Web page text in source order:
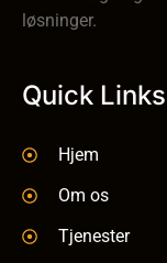
løsninger.
Quick Links
Hjem
Om os
Tjenester